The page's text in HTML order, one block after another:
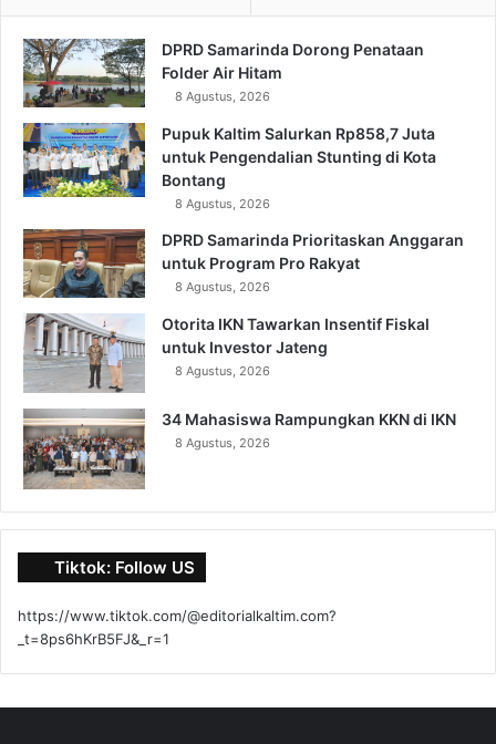
DPRD Samarinda Dorong Penataan
Folder Air Hitam
8 Agustus, 2026
Pupuk Kaltim Salurkan Rp858,7 Juta
untuk Pengendalian Stunting di Kota
Bontang
8 Agustus, 2026
DPRD Samarinda Prioritaskan Anggaran
untuk Program Pro Rakyat
8 Agustus, 2026
Otorita IKN Tawarkan Insentif Fiskal
untuk Investor Jateng
8 Agustus, 2026
34 Mahasiswa Rampungkan KKN di IKN
8 Agustus, 2026
Tiktok: Follow US
https://www.tiktok.com/@editorialkaltim.com?
_t=8ps6hKrB5FJ&_r=1